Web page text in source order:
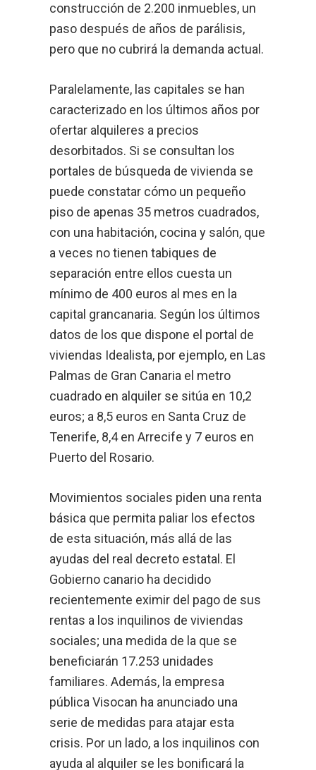
construcción de 2.200 inmuebles, un
paso después de años de parálisis,
pero que no cubrirá la demanda actual.
Paralelamente, las capitales se han
caracterizado en los últimos años por
ofertar alquileres a precios
desorbitados. Si se consultan los
portales de búsqueda de vivienda se
puede constatar cómo un pequeño
piso de apenas 35 metros cuadrados,
con una habitación, cocina y salón, que
a veces no tienen tabiques de
separación entre ellos cuesta un
mínimo de 400 euros al mes en la
capital grancanaria. Según los últimos
datos de los que dispone el portal de
viviendas Idealista, por ejemplo, en Las
Palmas de Gran Canaria el metro
cuadrado en alquiler se sitúa en 10,2
euros; a 8,5 euros en Santa Cruz de
Tenerife, 8,4 en Arrecife y 7 euros en
Puerto del Rosario.
Movimientos sociales piden una renta
básica que permita paliar los efectos
de esta situación, más allá de las
ayudas del real decreto estatal. El
Gobierno canario ha decidido
recientemente eximir del pago de sus
rentas a los inquilinos de viviendas
sociales; una medida de la que se
beneficiarán 17.253 unidades
familiares. Además, la empresa
públicaVisocan ha anunciado una
serie de medidas para atajar esta
crisis. Por un lado, a los inquilinos con
ayuda al alquiler se les bonificará la